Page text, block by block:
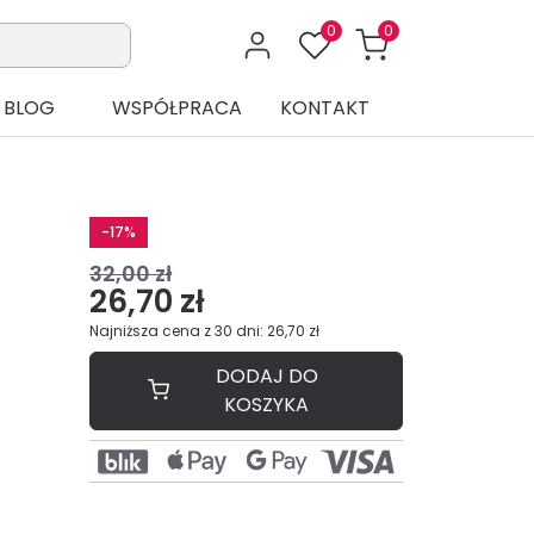
0 0
BLOG WSPÓŁPRACA KONTAKT
-17%
32,00 zł
26,70 zł
Najniższa cena z 30 dni: 26,70 zł
DODAJ DO
KOSZYKA